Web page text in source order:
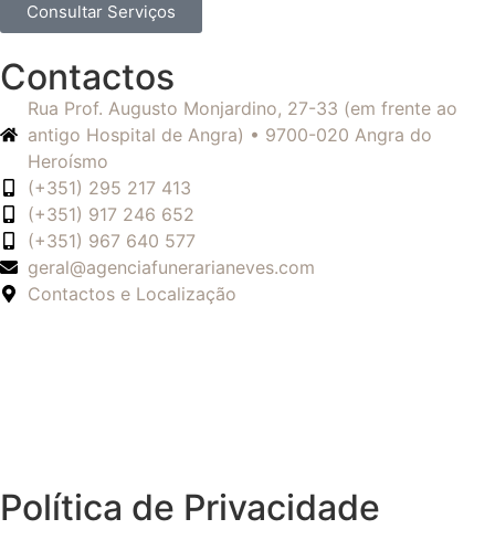
Consultar Serviços
Contactos
Rua Prof. Augusto Monjardino, 27-33 (em frente ao
antigo Hospital de Angra) • 9700-020 Angra do
Heroísmo
(+351) 295 217 413
(+351) 917 246 652
(+351) 967 640 577
geral@agenciafunerarianeves.com
Contactos e Localização
Política de Privacidade